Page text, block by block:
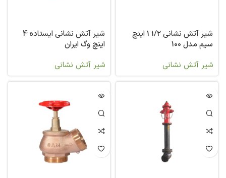
شیر آتش نشانی 1/2 1 اینچ
سیم مدل 100
شیر آتش نشانی
شیر آتش نشانی ایستاده 4
اینچ وگ ایران
شیر آتش نشانی